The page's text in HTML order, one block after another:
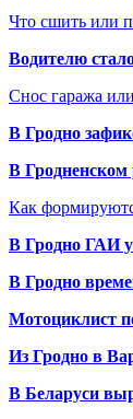
Что сшить или
Водителю
Снос гаража
В Гродно
В
Как
В Гродно ГАИ
В Гродно
Мотоциклист
Из Гродно в
В Беларуси